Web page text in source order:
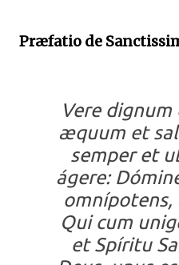
Præfatio de
Vere
æquum et
semper et
ágere:
Qui cum
et Spíritu